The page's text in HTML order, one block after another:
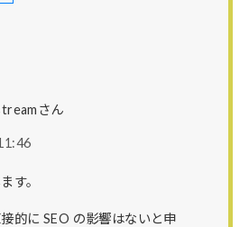
さん
す。
的に SEO の影響はないと申